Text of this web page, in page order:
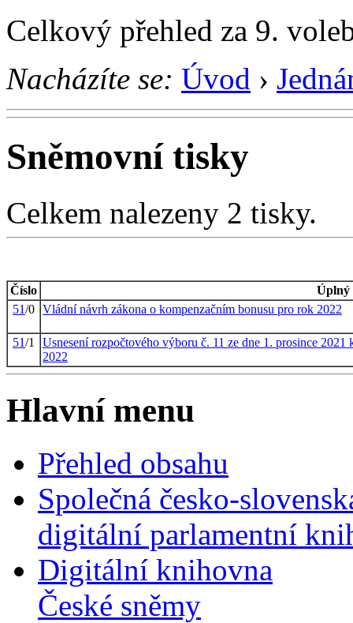
Celkový přehled za 9.
Nacházíte se: Úvod ›
Sněmovní tisky
Celkem nalezeny 2 tisky.
Číslo
Úplný
51/0 Vládní návrh zákona o kompenzačním bonusu pro rok 2022
51/1
Usnesení rozpočtového výboru č. 11 ze dne 1. prosince
2022
Hlavní menu
Přehled obsahu
Společná česko-
digitální parlamentní
Digitální knihovna
České sněmy